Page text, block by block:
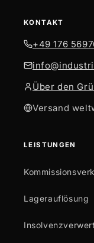
KONTAKT
+49 176
Über den
Versand
LEISTUNGEN
Lagerauflösung